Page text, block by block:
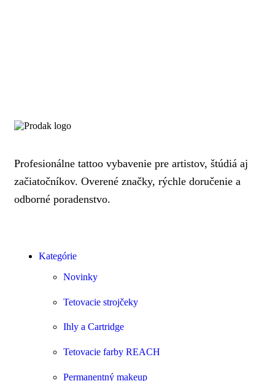
Profesionálne tattoo vybavenie pre artistov, štúdiá aj
začiatočníkov. Overené značky, rýchle doručenie a
odborné poradenstvo.
Kategórie
Novinky
Tetovacie strojčeky
Ihly a Cartridge
Tetovacie farby REACH
Permanentný makeup